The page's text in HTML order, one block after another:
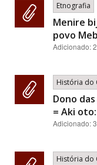
Etnografia
Menire
povo
Adicionado:
História do
Dono
= Aki
Adicionado:
História do